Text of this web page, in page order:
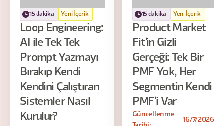
15 dakika Yeni İçerik
Loop Engineering:
AI ile Tek Tek
Prompt Yazmayı
Bırakıp Kendi
Kendini Çalıştıran
Sistemler Nasıl
Kurulur?
15 dakika Yeni İçerik
Product Market
Fit'in Gizli
Gerçeği: Tek Bir
PMF Yok, Her
Segmentin Kendi
PMF'i Var
Güncellenme
16/7/2026